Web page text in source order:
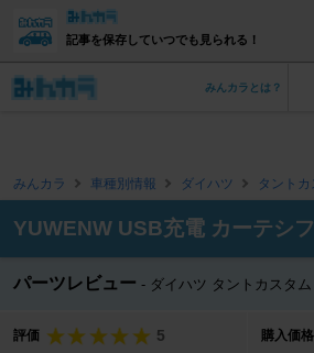
記事を保存していつでも見られる！
みんカラとは？
みんカラ 車種別情報 ダイハツ タントカ
YUWENW USB充電 カーテシ
パーツレビュー ダイハツ タントカスタ
評価 5 購入価格